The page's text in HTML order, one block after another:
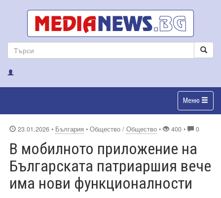
Меню
23.01.2026 • България • Общество / Общество • 400 • 0
В мобилното приложение на
Българската патриаршия вече
има нови функционалности